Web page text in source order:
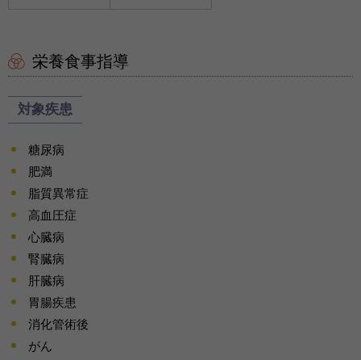
栄養食事指導
対象疾患
糖尿病
肥満
脂質異常症
高血圧症
心臓病
腎臓病
肝臓病
胃腸疾患
消化管術後
がん